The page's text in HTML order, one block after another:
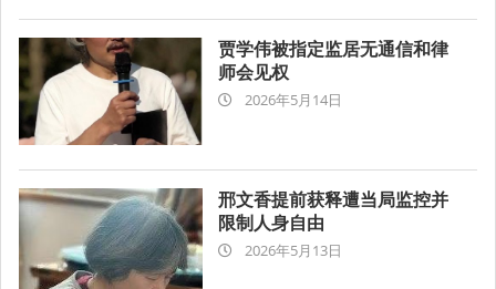
贾学伟被指定监居无通信和律
师会见权
2026-2026年5月14日
邢文香提前获释遭当局监控并
限制人身自由
2026-2026年5月13日